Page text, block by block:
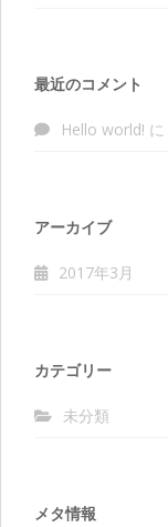
最近のコメント
Hello world! に
アーカイブ
2017年3月
カテゴリー
未分類
メタ情報